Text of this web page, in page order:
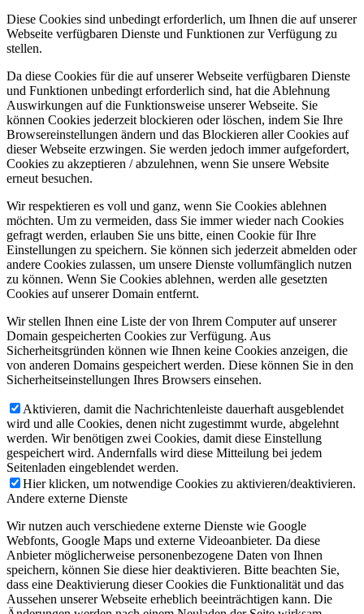
Diese Cookies sind unbedingt erforderlich, um Ihnen die auf unserer
Webseite verfügbaren Dienste und Funktionen zur Verfügung zu
stellen.
Da diese Cookies für die auf unserer Webseite verfügbaren Dienste
und Funktionen unbedingt erforderlich sind, hat die Ablehnung
Auswirkungen auf die Funktionsweise unserer Webseite. Sie
können Cookies jederzeit blockieren oder löschen, indem Sie Ihre
Browsereinstellungen ändern und das Blockieren aller Cookies auf
dieser Webseite erzwingen. Sie werden jedoch immer aufgefordert,
Cookies zu akzeptieren / abzulehnen, wenn Sie unsere Website
erneut besuchen.
Wir respektieren es voll und ganz, wenn Sie Cookies ablehnen
möchten. Um zu vermeiden, dass Sie immer wieder nach Cookies
gefragt werden, erlauben Sie uns bitte, einen Cookie für Ihre
Einstellungen zu speichern. Sie können sich jederzeit abmelden oder
andere Cookies zulassen, um unsere Dienste vollumfänglich nutzen
zu können. Wenn Sie Cookies ablehnen, werden alle gesetzten
Cookies auf unserer Domain entfernt.
Wir stellen Ihnen eine Liste der von Ihrem Computer auf unserer
Domain gespeicherten Cookies zur Verfügung. Aus
Sicherheitsgründen können wie Ihnen keine Cookies anzeigen, die
von anderen Domains gespeichert werden. Diese können Sie in den
Sicherheitseinstellungen Ihres Browsers einsehen.
Aktivieren, damit die Nachrichtenleiste dauerhaft ausgeblendet
wird und alle Cookies, denen nicht zugestimmt wurde, abgelehnt
werden. Wir benötigen zwei Cookies, damit diese Einstellung
gespeichert wird. Andernfalls wird diese Mitteilung bei jedem
Seitenladen eingeblendet werden.
Hier klicken, um notwendige Cookies zu aktivieren/deaktivieren.
Andere externe Dienste
Wir nutzen auch verschiedene externe Dienste wie Google
Webfonts, Google Maps und externe Videoanbieter. Da diese
Anbieter möglicherweise personenbezogene Daten von Ihnen
speichern, können Sie diese hier deaktivieren. Bitte beachten Sie,
dass eine Deaktivierung dieser Cookies die Funktionalität und das
Aussehen unserer Webseite erheblich beeinträchtigen kann. Die